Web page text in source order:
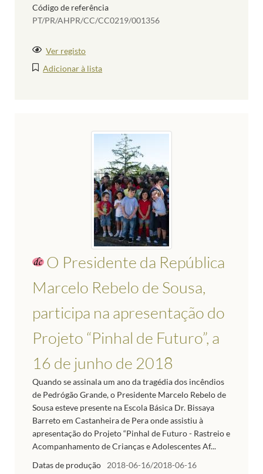
Código de referência
PT/PR/AHPR/CC/CC0219/001356
Ver registo
Adicionar à lista
O Presidente da República
Marcelo Rebelo de Sousa,
participa na apresentação do
Projeto “Pinhal de Futuro”, a
16 de junho de 2018
Quando se assinala um ano da tragédia dos incêndios
de Pedrógão Grande, o Presidente Marcelo Rebelo de
Sousa esteve presente na Escola Básica Dr. Bissaya
Barreto em Castanheira de Pera onde assistiu à
apresentação do Projeto “Pinhal de Futuro - Rastreio e
Acompanhamento de Crianças e Adolescentes Af...
Datas de produção
2018-06-16/2018-06-16